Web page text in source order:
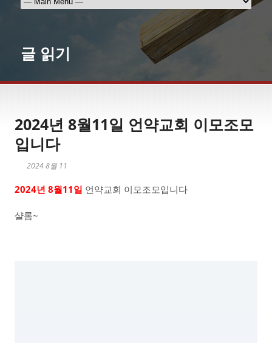
글 읽기
2024년 8월11일 언약교회 이모조모
입니다
2024 8월 11
2024년 8월11일 언약교회 이모조모입니다
샬롬~